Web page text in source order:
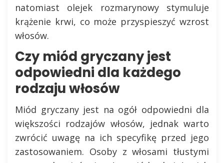
natomiast olejek rozmarynowy stymuluje
krążenie krwi, co może przyspieszyć wzrost
włosów.
Czy miód gryczany jest
odpowiedni dla każdego
rodzaju włosów
Miód gryczany jest na ogół odpowiedni dla
większości rodzajów włosów, jednak warto
zwrócić uwagę na ich specyfikę przed jego
zastosowaniem. Osoby z włosami tłustymi